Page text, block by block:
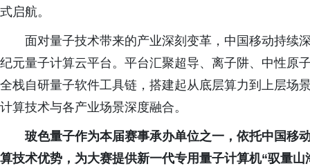
式启航。
面对量子技术带来的产业深刻变革，中国移动持续
纪元量子计算云平台。平台汇聚超导、离子阱、中性原
全栈自研量子软件工具链，搭建起从底层算力到上层场
计算技术与各产业场景深度融合。
玻色量子作为本届赛事承办单位之一，依托中国移
算技术优势，为大赛提供新一代专用量子计算机“驭量